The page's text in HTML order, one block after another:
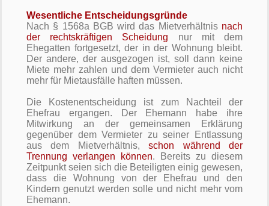
Wesentliche Entscheidungsgründe
Nach § 1568a BGB wird das Mietverhältnis nach
der rechtskräftigen Scheidung nur mit dem
Ehegatten fortgesetzt, der in der Wohnung bleibt.
Der andere, der ausgezogen ist, soll dann keine
Miete mehr zahlen und dem Vermieter auch nicht
mehr für Mietausfälle haften müssen.
Die Kostenentscheidung ist zum Nachteil der
Ehefrau ergangen. Der Ehemann habe ihre
Mitwirkung an der gemeinsamen Erklärung
gegenüber dem Vermieter zu seiner Entlassung
aus dem Mietverhältnis,schon während der
Trennung verlangen können. Bereits zu diesem
Zeitpunkt seien sich die Beteiligten einig gewesen,
dass die Wohnung von der Ehefrau und den
Kindern genutzt werden solle und nicht mehr vom
Ehemann.